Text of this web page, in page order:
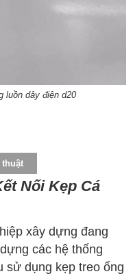
luồn dây điện d20
Nối Kẹp Cá
xây dựng đang
các hệ thống
sử dụng kẹp treo ống